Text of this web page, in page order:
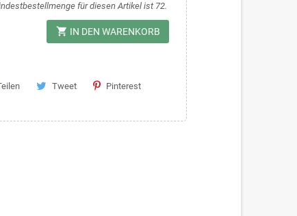
für diesen Artikel ist 72.
shopping_cart IN DEN WARENKORB
Tweet Pinterest